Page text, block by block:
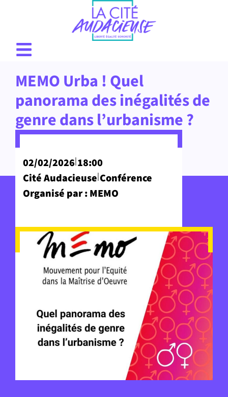
MEMO Urba ! Quel
panorama des inégalités de
genre dans l’urbanisme ?
02/02/2026|18:00
Cité Audacieuse|Conférence
Organisé par : MEMO